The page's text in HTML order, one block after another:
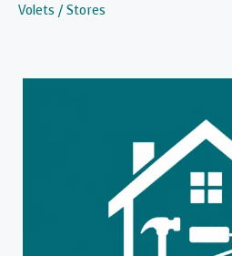
Volets / Stores